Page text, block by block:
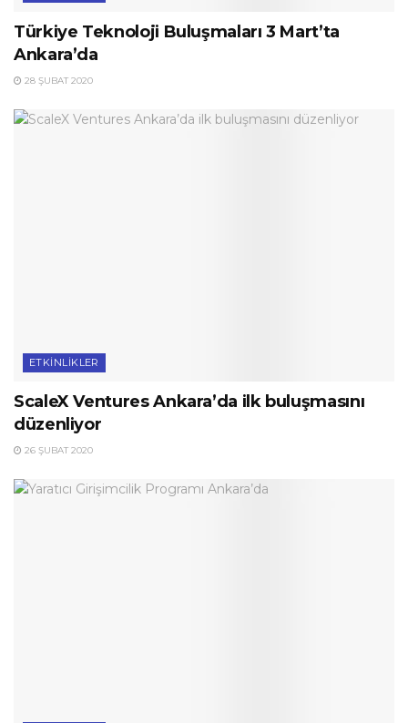
Türkiye Teknoloji Buluşmaları 3 Mart’ta
Ankara’da
28 ŞUBAT 2020
ETKINLIKLER
ScaleX Ventures Ankara’da ilk buluşmasını
düzenliyor
26 ŞUBAT 2020